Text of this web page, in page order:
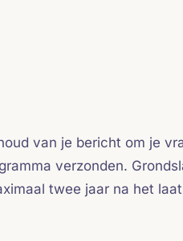
van je bericht om je
verzonden.
twee jaar na het